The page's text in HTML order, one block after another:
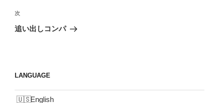
ビ
ゲ
ン
稿
次
の
次
追い出しコンパ
LANGUAGE
English